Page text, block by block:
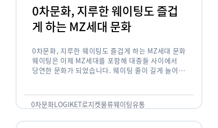
0차문화, 지루한 웨이팅도 즐겁
게 하는 MZ세대 문화
0차문화, 지루한 웨이팅도 즐겁게 하는 MZ세대 문화
웨이팅은 이제 MZ세대를 포함해 대중들 사이에서
당연한 문화가 되었습니다. 웨이팅 줄이 길게 늘어서
0차문화LOGIKET로지켓물류웨이팅유통